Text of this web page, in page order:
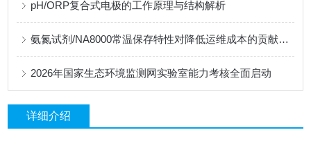
pH/ORP复合式电极的工作原理与结构解析
氨氮试剂/NA8000常温保存特性对降低运维成本的贡献分析
2026年国家生态环境监测网实验室能力考核全面启动
详细介绍